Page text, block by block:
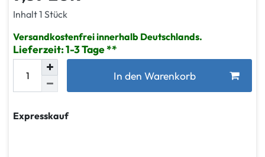
Inhalt1 Stück
Versandkostenfrei innerhalb Deutschlands.
Lieferzeit: 1-3 Tage
In den Warenkorb
Expresskauf